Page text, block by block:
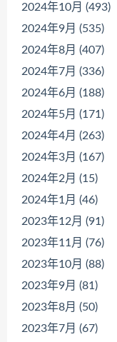
2024年10月 (493)
2024年9月 (535)
2024年8月 (407)
2024年7月 (336)
2024年6月 (188)
2024年5月 (171)
2024年4月 (263)
2024年3月 (167)
2024年2月 (15)
2024年1月 (46)
2023年12月 (91)
2023年11月 (76)
2023年10月 (88)
2023年9月 (81)
2023年8月 (50)
2023年7月 (67)